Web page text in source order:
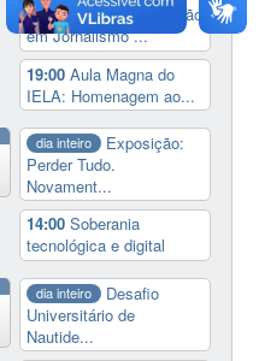
16:00 Curso de formação
em Jornalismo ...
19:00Aula Magna do
IELA: Homenagem ao...
dia inteiro
Exposição:
Perder Tudo.
Novament...
14:00Soberania
tecnológica e digital
dia inteiro
Desafio
Universitário de
Nautide...